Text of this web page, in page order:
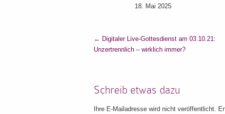
18. Mai 2025
← Digitaler Live-Gottesdienst am 03.10.21:
Unzertrennlich – wirklich immer?
Schreib etwas dazu
Ihre E-Mailadresse wird nicht veröffentlicht.